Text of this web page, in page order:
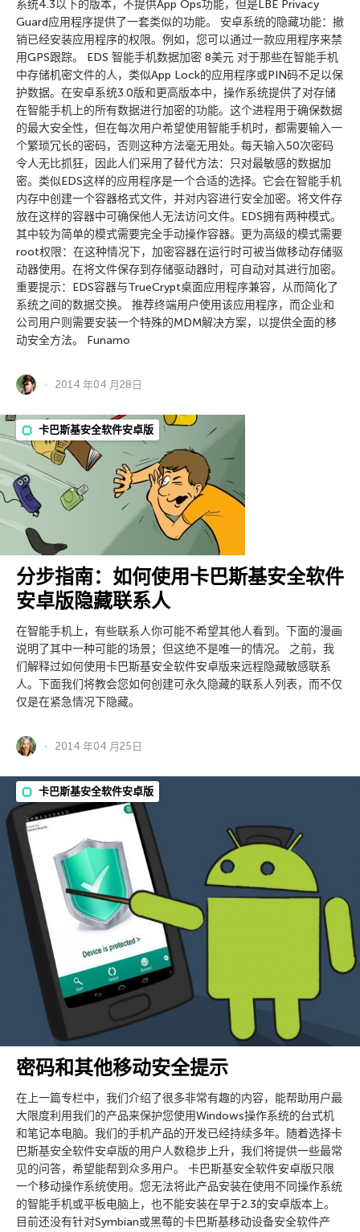
系统4.3以下的版本，不提供App Ops功能，但是LBE Privacy
Guard应用程序提供了一套类似的功能。 安卓系统的隐藏功能：撤
销已经安装应用程序的权限。例如，您可以通过一款应用程序来禁
用GPS跟踪。 EDS 智能手机数据加密 8美元 对于那些在智能手机
中存储机密文件的人，类似App Lock的应用程序或PIN码不足以保
护数据。在安卓系统3.0版和更高版本中，操作系统提供了对存储
在智能手机上的所有数据进行加密的功能。这个进程用于确保数据
的最大安全性，但在每次用户希望使用智能手机时，都需要输入一
个繁琐冗长的密码，否则这种方法毫无用处。每天输入50次密码
令人无比抓狂，因此人们采用了替代方法：只对最敏感的数据加
密。类似EDS这样的应用程序是一个合适的选择。它会在智能手机
内存中创建一个容器格式文件，并对内容进行安全加密。将文件存
放在这样的容器中可确保他人无法访问文件。EDS拥有两种模式。
其中较为简单的模式需要完全手动操作容器。更为高级的模式需要
root权限：在这种情况下，加密容器在运行时可被当做移动存储驱
动器使用。在将文件保存到存储驱动器时，可自动对其进行加密。
重要提示：EDS容器与TrueCrypt桌面应用程序兼容，从而简化了
系统之间的数据交换。 推荐终端用户使用该应用程序，而企业和
公司用户则需要安装一个特殊的MDM解决方案，以提供全面的移
动安全方法。 Funamo
2014 年04 月28日
卡巴斯基安全软件安卓版
分步指南：如何使用卡巴斯基安全软件
安卓版隐藏联系人
在智能手机上，有些联系人你可能不希望其他人看到。下面的漫画
说明了其中一种可能的场景；但这绝不是唯一的情况。 之前，我
们解释过如何使用卡巴斯基安全软件安卓版来远程隐藏敏感联系
人。下面我们将教会您如何创建可永久隐藏的联系人列表，而不仅
仅是在紧急情况下隐藏。
2014 年04 月25日
卡巴斯基安全软件安卓版
密码和其他移动安全提示
在上一篇专栏中，我们介绍了很多非常有趣的内容，能帮助用户最
大限度利用我们的产品来保护您使用Windows操作系统的台式机
和笔记本电脑。我们的手机产品的开发已经持续多年。随着选择卡
巴斯基安全软件安卓版的用户人数稳步上升，我们将提供一些最常
见的问答，希望能帮到众多用户。 卡巴斯基安全软件安卓版只限
一个移动操作系统使用。您无法将此产品安装在使用不同操作系统
的智能手机或平板电脑上，也不能安装在早于2.3的安卓版本上。
目前还没有针对Symbian或黑莓的卡巴斯基移动设备安全软件产